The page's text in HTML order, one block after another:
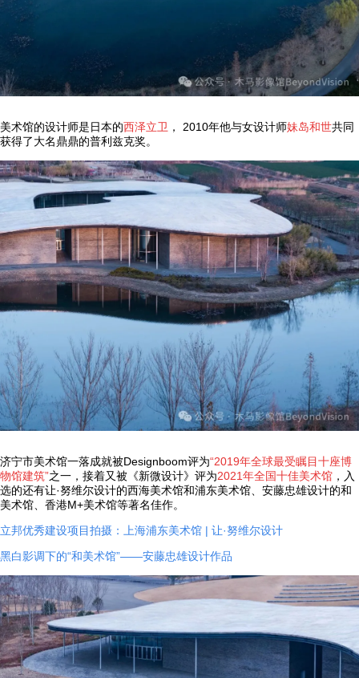
美术馆的设计师是日本的西泽立卫 ， 2010年他与女设计师妹岛和世共同
获得了大名鼎鼎的普利兹克奖。
济宁市美术馆一落成就被Designboom评为“2019年全球最受瞩目十座博
物馆建筑”之一，接着又被《新微设计》评为2021年全国十佳美术馆 ，入
选的还有让·努维尔设计的西海美术馆和浦东美术馆、安藤忠雄设计的和
美术馆、香港M+美术馆等著名佳作。
立邦优秀建设项目拍摄：上海浦东美术馆 | 让·努维尔设计
黑白影调下的“和美术馆”——安藤忠雄设计作品